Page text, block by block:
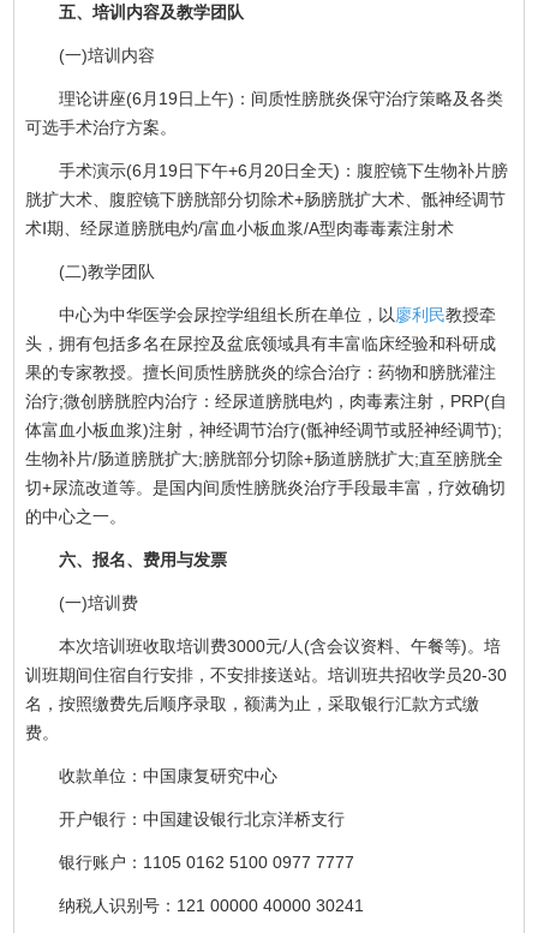
五、培训内容及教学团队
(一)培训内容
理论讲座(6月19日上午)：间质性膀胱炎保守治疗策略及各类
可选手术治疗方案。
手术演示(6月19日下午+6月20日全天)：腹腔镜下生物补片膀
胱扩大术、腹腔镜下膀胱部分切除术+肠膀胱扩大术、骶神经调节
术Ⅰ期、经尿道膀胱电灼/富血小板血浆/A型肉毒毒素注射术
(二)教学团队
中心为中华医学会尿控学组组长所在单位，以廖利民教授牵
头，拥有包括多名在尿控及盆底领域具有丰富临床经验和科研成
果的专家教授。擅长间质性膀胱炎的综合治疗：药物和膀胱灌注
治疗;微创膀胱腔内治疗：经尿道膀胱电灼，肉毒素注射，PRP(自
体富血小板血浆)注射，神经调节治疗(骶神经调节或胫神经调节);
生物补片/肠道膀胱扩大;膀胱部分切除+肠道膀胱扩大;直至膀胱全
切+尿流改道等。是国内间质性膀胱炎治疗手段最丰富，疗效确切
的中心之一。
六、报名、费用与发票
(一)培训费
本次培训班收取培训费3000元/人(含会议资料、午餐等)。培
训班期间住宿自行安排，不安排接送站。培训班共招收学员20-30
名，按照缴费先后顺序录取，额满为止，采取银行汇款方式缴
费。
收款单位：中国康复研究中心
开户银行：中国建设银行北京洋桥支行
银行账户：1105 0162 5100 0977 7777
纳税人识别号：121 00000 40000 30241